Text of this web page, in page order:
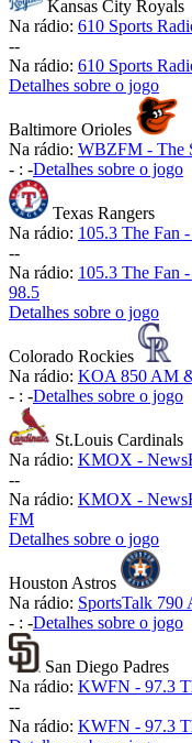
Kansas City Royals
Na rádio: 610 Sports
--
Na rádio: 610 Sports
Detalhes sobre o jogo
Baltimore Orioles
Na rádio: WBZFM - The
- : -Detalhes sobre o jogo
Texas Rangers
Na rádio: 105.3 The Fan
--
Na rádio: 105.3 The Fan
98.5
Detalhes sobre o jogo
Colorado Rockies
Na rádio: KOA 850 AM
- : -Detalhes sobre o jogo
St.Louis Cardinals
Na rádio: KMOX -
--
Na rádio: KMOX -
FM
Detalhes sobre o jogo
Houston Astros
Na rádio: SportsTalk 790
- : -Detalhes sobre o jogo
San Diego Padres
Na rádio: KWFN - 97.3
--
Na rádio: KWFN - 97.3